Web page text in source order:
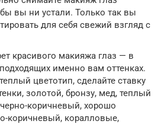
вы ни устали. Только так вы
для себя свежий взгляд с
красивого макияжа глаз — в
именно вам оттенках.
цветотип, сделайте ставку
золотой, бронзу, мед, теплый
коричневый, хорошо
коричневый, коралловые,